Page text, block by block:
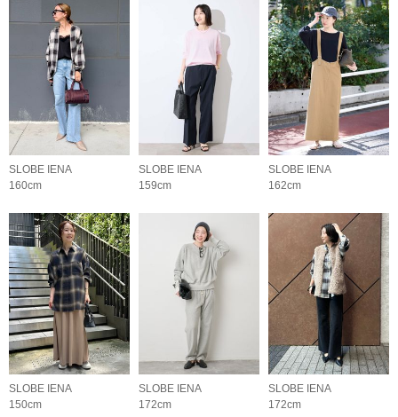
SLOBE IENA
160cm
SLOBE IENA
159cm
SLOBE IENA
162cm
SLOBE IENA
150cm
SLOBE IENA
172cm
SLOBE IENA
172cm